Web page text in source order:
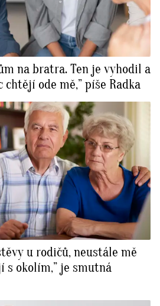
na bratra. Ten je vyhodil a
chtějí ode mě,” píše Radka
u rodičů, neustále mě
s okolím,” je smutná